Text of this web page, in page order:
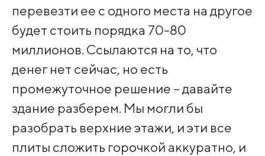
перевезти ее с одного места на другое
будет стоить порядка 70-80
миллионов. Ссылаются на то, что
денег нет сейчас, но есть
промежуточное решение – давайте
здание разберем. Мы могли бы
разобрать верхние этажи, и эти все
плиты сложить горочкой аккуратно, и